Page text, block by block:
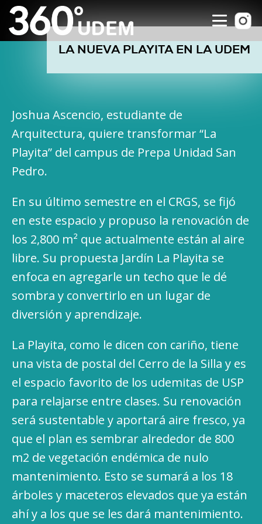
LA NUEVA PLAYITA EN LA UDEM
Joshua Ascencio, estudiante de
Arquitectura, quiere transformar “La
Playita” del campus de Prepa Unidad San
Pedro.
En su último semestre en el CRGS, se fijó
en este espacio y propuso la renovación de
los 2,800 m² que actualmente están al aire
libre. Su propuesta Jardín La Playita se
enfoca en agregarle un techo que le dé
sombra y convertirlo en un lugar de
diversión y aprendizaje.
La Playita, como le dicen con cariño, tiene
una vista de postal del Cerro de la Silla y es
el espacio favorito de los udemitas de USP
para relajarse entre clases. Su renovación
será sustentable y aportará aire fresco, ya
que el plan es sembrar alrededor de 800
m2 de vegetación endémica de nulo
mantenimiento. Esto se sumará a los 18
árboles y maceteros elevados que ya están
ahí y a los que se les dará mantenimiento.